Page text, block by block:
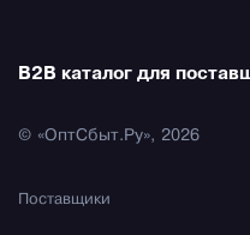
B2B каталог для
© «ОптСбыт.Ру», 2026
Поставщики